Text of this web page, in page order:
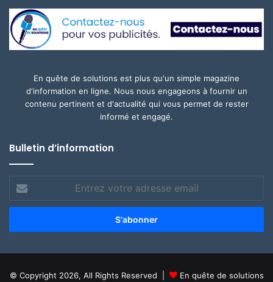
En quête de solutions est plus qu'un simple magazine
d'information en ligne. Nous nous engageons à fournir un
contenu pertinent et d'actualité qui vous permet de rester
informé et engagé.
Bulletin d’information
Entrez
votre
adresse
© Copyright 2026, All Rights Reserved | En quête de solutions